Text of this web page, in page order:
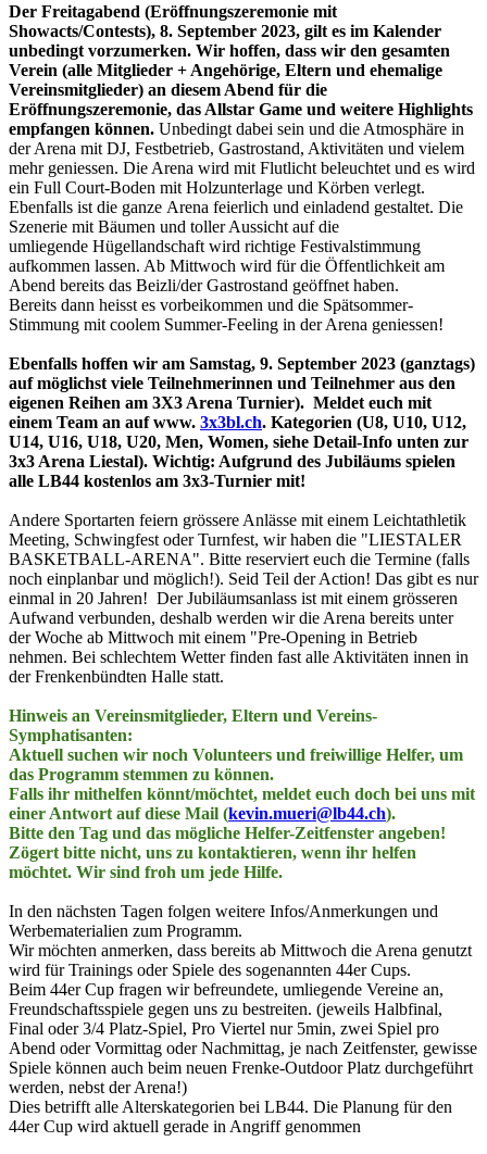
Der Freitagabend (Eröffnungszeremonie mit
Showacts/Contests), 8. September 2023, gilt es im Kalender
unbedingt vorzumerken. Wir hoffen, dass wir den gesamten
Verein (alle Mitglieder + Angehörige, Eltern und ehemalige
Vereinsmitglieder) an diesem Abend für die
Eröffnungszeremonie, das Allstar Game und weitere Highlights
empfangen können. Unbedingt dabei sein und die Atmosphäre in
der Arena mit DJ, Festbetrieb, Gastrostand, Aktivitäten und vielem
mehr geniessen. Die Arena wird mit Flutlicht beleuchtet und es wird
ein Full Court-Boden mit Holzunterlage und Körben verlegt.
Ebenfalls ist die ganze Arena feierlich und einladend gestaltet. Die
Szenerie mit Bäumen und toller Aussicht auf die
umliegende Hügellandschaft wird richtige Festivalstimmung
aufkommen lassen. Ab Mittwoch wird für die Öffentlichkeit am
Abend bereits das Beizli/der Gastrostand geöffnet haben.
Bereits dann heisst es vorbeikommen und die Spätsommer-
Stimmung mit coolem Summer-Feeling in der Arena geniessen!
Ebenfalls hoffen wir am Samstag, 9. September 2023 (ganztags)
auf möglichst viele Teilnehmerinnen und Teilnehmer aus den
eigenen Reihen am 3X3 Arena Turnier). Meldet euch mit
einem Team an auf www. 3x3bl.ch. Kategorien (U8, U10, U12,
U14, U16, U18, U20, Men, Women, siehe Detail-Info unten zur
3x3 Arena Liestal). Wichtig: Aufgrund des Jubiläums spielen
alle LB44 kostenlos am 3x3-Turnier mit!
Andere Sportarten feiern grössere Anlässe mit einem Leichtathletik
Meeting, Schwingfest oder Turnfest, wir haben die "LIESTALER
BASKETBALL-ARENA". Bitte reserviert euch die Termine (falls
noch einplanbar und möglich!). Seid Teil der Action! Das gibt es nur
einmal in 20 Jahren! Der Jubiläumsanlass ist mit einem grösseren
Aufwand verbunden, deshalb werden wir die Arena bereits unter
der Woche ab Mittwoch mit einem "Pre-Opening in Betrieb
nehmen. Bei schlechtem Wetter finden fast alle Aktivitäten innen in
der Frenkenbündten Halle statt.
Hinweis an Vereinsmitglieder, Eltern und Vereins-
Symphatisanten:
Aktuell suchen wir noch Volunteers und freiwillige Helfer, um
das Programm stemmen zu können.
Falls ihr mithelfen könnt/möchtet, meldet euch doch bei uns mit
einer Antwort auf diese Mail (kevin.mueri@lb44.ch).
Bitte den Tag und das mögliche Helfer-Zeitfenster angeben!
Zögert bitte nicht, uns zu kontaktieren, wenn ihr helfen
möchtet. Wir sind froh um jede Hilfe.
In den nächsten Tagen folgen weitere Infos/Anmerkungen und
Werbematerialien zum Programm.
Wir möchten anmerken, dass bereits ab Mittwoch die Arena genutzt
wird für Trainings oder Spiele des sogenannten 44er Cups.
Beim 44er Cup fragen wir befreundete, umliegende Vereine an,
Freundschaftsspiele gegen uns zu bestreiten. (jeweils Halbfinal,
Final oder 3/4 Platz-Spiel, Pro Viertel nur 5min, zwei Spiel pro
Abend oder Vormittag oder Nachmittag, je nach Zeitfenster, gewisse
Spiele können auch beim neuen Frenke-Outdoor Platz durchgeführt
werden, nebst der Arena!)
Dies betrifft alle Alterskategorien bei LB44. Die Planung für den
44er Cup wird aktuell gerade in Angriff genommen